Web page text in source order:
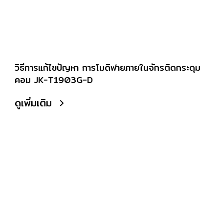
วิธีการแก้ไขปัญหา การโมดิฟายภายในจักรติดกระดุม
คอม JK-T1903G-D
ดูเพิ่มเติม